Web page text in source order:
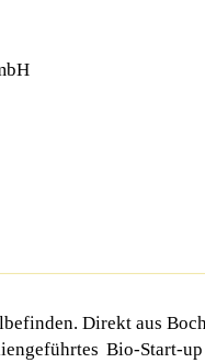
Direkt aus
Bio-Start-